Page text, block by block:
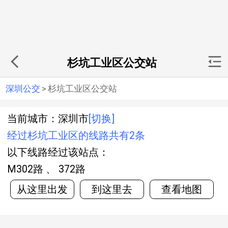
杉坑工业区公交站
深圳公交 > 杉坑工业区公交站
当前城市：深圳市 [切换]
经过杉坑工业区的线路共有2条
以下线路经过该站点：
M302路 、 372路
从这里出发
到这里去 查看地图